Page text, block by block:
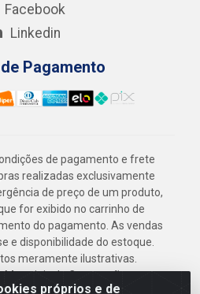
próprios e de
Facebook
Linkedin
Pagamento
de pagamento e frete
realizadas exclusivamente
de preço de um produto,
for exibido no carrinho de
do pagamento. As vendas
e disponibilidade do estoque.
meramente ilustrativas.
de Construção em